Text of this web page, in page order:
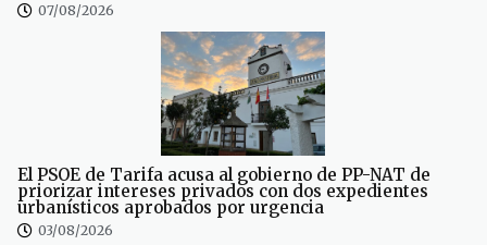
07/08/2026
El PSOE de Tarifa acusa al gobierno de PP-NAT de
priorizar intereses privados con dos expedientes
urbanísticos aprobados por urgencia
03/08/2026